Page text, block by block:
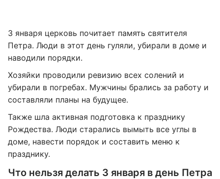
3 января церковь почитает память святителя
Петра. Люди в этот день гуляли, убирали в доме и
наводили порядки.
Хозяйки проводили ревизию всех солений и
убирали в погребах. Мужчины брались за работу и
составляли планы на будущее.
Также шла активная подготовка к празднику
Рождества. Люди старались вымыть все углы в
доме, навести порядок и составить меню к
празднику.
Что нельзя делать 3 января в день Петра